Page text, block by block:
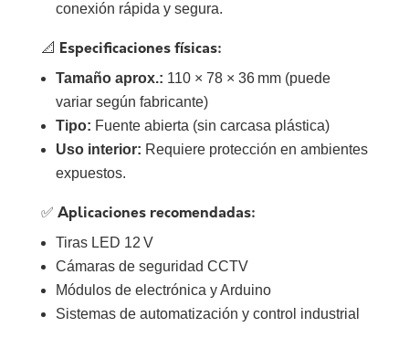
conexión rápida y segura.
📐 Especificaciones físicas:
Tamaño aprox.: 110 × 78 × 36 mm (puede
variar según fabricante)
Tipo: Fuente abierta (sin carcasa plástica)
Uso interior: Requiere protección en ambientes
expuestos.
✅ Aplicaciones recomendadas:
Tiras LED 12 V
Cámaras de seguridad CCTV
Módulos de electrónica y Arduino
Sistemas de automatización y control industrial